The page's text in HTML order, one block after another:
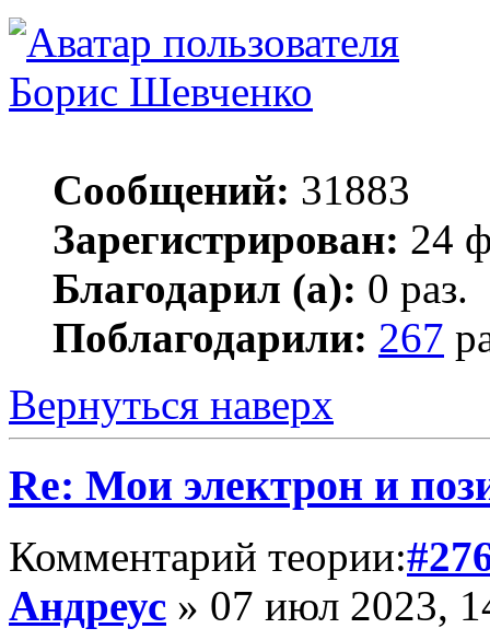
Борис Шевченко
Сообщений: 31883
Зарегистрирован: 24
Благодарил (а): 0 раз.
Поблагодарили: 267
Вернуться наверх
Re: Мои электрон и
Комментарий теории:
Андреус » 07 июл 2023,